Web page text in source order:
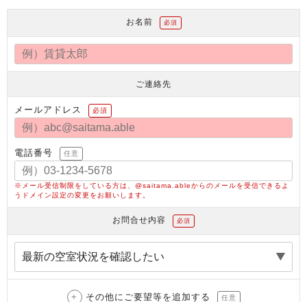
お名前 必須
ご連絡先
メールアドレス 必須
電話番号 任意
※メール受信制限をしている方は、@saitama.ableからのメールを受信できるよ
うドメイン設定の変更をお願いします。
お問合せ内容 必須
その他にご要望等を追加する 任意